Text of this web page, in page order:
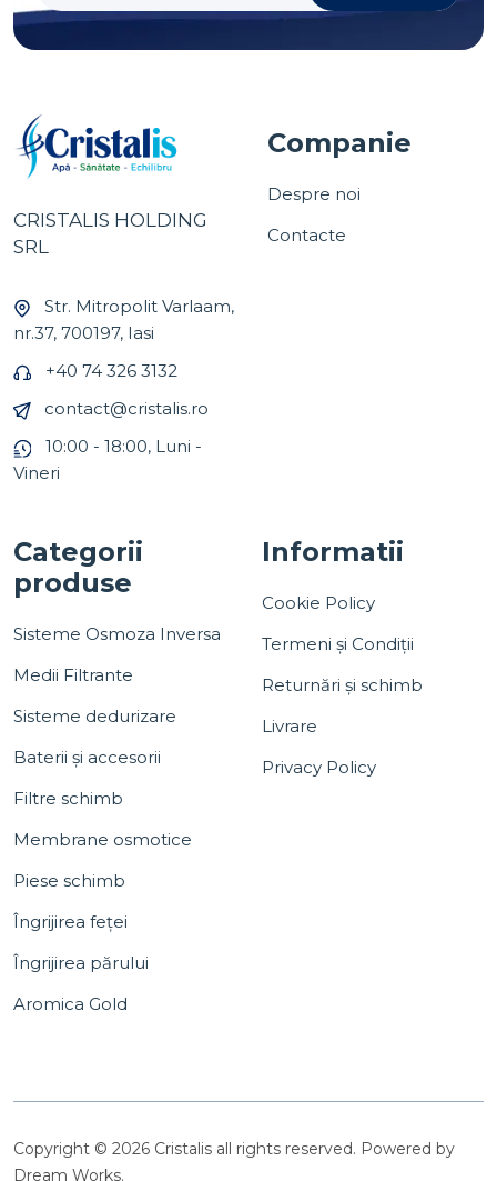
CRISTALIS HOLDING
SRL
Str. Mitropolit Varlaam,
nr.37, 700197, Iasi
+40 74 326 3132
contact@cristalis.ro
10:00 - 18:00, Luni -
Vineri
Companie
Despre noi
Contacte
Categorii
produse
Sisteme Osmoza Inversa
Medii Filtrante
Sisteme dedurizare
Baterii și accesorii
Filtre schimb
Membrane osmotice
Piese schimb
Îngrijirea feței
Îngrijirea părului
Aromica Gold
Informatii
Cookie Policy
Termeni și Condiții
Returnări și schimb
Livrare
Privacy Policy
Copyright © 2026 Cristalis all rights reserved. Powered by
Dream Works.